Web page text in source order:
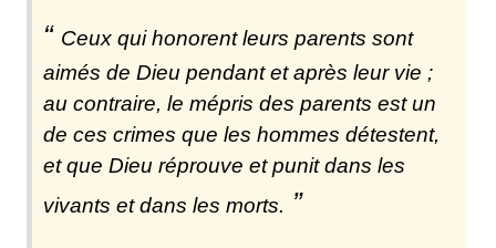
Ceux qui honorent leurs parents sont
aimés de Dieu pendant et après leur vie ;
au contraire, le mépris des parents est un
de ces crimes que les hommes détestent,
et que Dieu réprouve et punit dans les
vivants et dans les morts.